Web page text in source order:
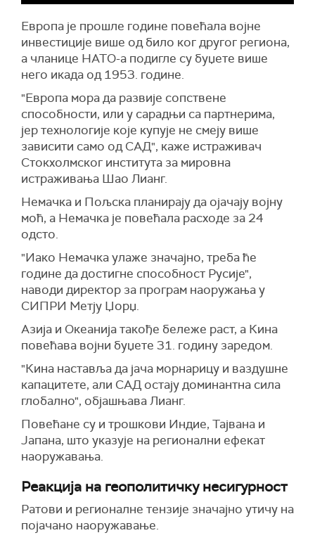
Европа је прошле године повећала војне
инвестиције више од било ког другог региона,
а чланице НАТО-а подигле су буџете више
него икада од 1953. године.
"Европа мора да развије сопствене
способности, или у сарадњи са партнерима,
јер технологије које купује не смеју више
зависити само од САД", каже истраживач
Стокхолмског института за мировна
истраживања Шао Лианг.
Немачка и Пољска планирају да ојачају војну
моћ, а Немачка је повећала расходе за 24
одсто.
"Иако Немачка улаже значајно, треба ће
године да достигне способност Русије",
наводи директор за програм наоружањау
СИПРИ Метју Џорџ.
Азија и Океанија такође бележе раст, а Кина
повећава војни буџете 31. годину заредом.
"Кина наставља да јача морнарицу и ваздушне
капацитете, али САД остају доминантна сила
глобално", објашњава Лианг.
Повећане су и трошкови Индие, Тајвана и
Јапана, што указује на регионални ефекат
наоружавања.
Реакција на геополитичку несигурност
Ратови и регионалне тензије значајно утичу на
појачано наоружавање.